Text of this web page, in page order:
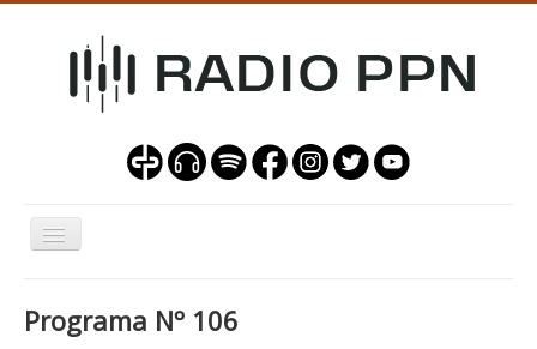
Alternar
navegación
Nuestra Misión
Programa Nº 106